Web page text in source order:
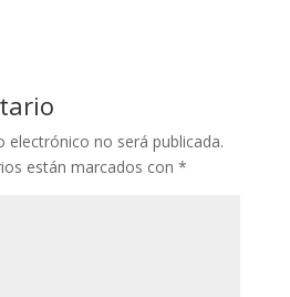
electrónico no será publicada.
están marcados con *